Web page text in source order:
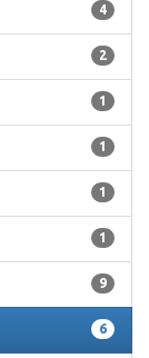
4
2
1
1
1
1
9
6